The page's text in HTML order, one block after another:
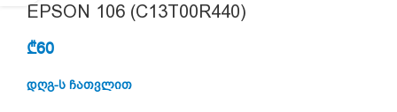
EPSON 106 (C13T00R440)
₾60
დღგ-ს ჩათვლით